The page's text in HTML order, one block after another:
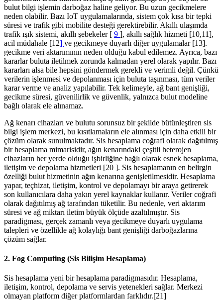
bulut bilgi işlemin darboğaz haline geliyor. Bu uzun gecikmelere
neden olabilir. Bazı IoT uygulamalarında, sistem çok kısa bir tepki
süresi ve trafik gibi mobilite desteği gerektirebilir. Akıllı ulaşımda
trafik ışık sistemi, akıllı şebekeler [ 9 ], akıllı sağlık hizmeti [10,11],
acil müdahale [12] ve gecikmeye duyarlı diğer uygulamalar [13].
gecikme veri aktarımının neden olduğu kabul edilemez. Ayrıca, bazı
kararlar buluta iletilmek zorunda kalmadan yerel olarak yapılır. Bazı
kararları alsa bile hepsini göndermek gerekli ve verimli değil. Çünkü
verilerin işlenmesi ve depolanması için buluta taşınması, tüm veriler
karar verme ve analiz yapılabilir. Tek kelimeyle, ağ bant genişliği,
gecikme süresi, güvenilirlik ve güvenlik, yalnızca bulut modeline
bağlı olarak ele alınamaz.
Ağ kenarı cihazları ve bulutu sorunsuz bir şekilde bütünleştiren sis
bilgi işlem merkezi, bu kısıtlamaların ele alınması için daha etkili bir
çözüm olarak sunulmaktadır. Sis hesaplama coğrafi olarak dağıtılmış
bir hesaplama mimarisidir, ağın kenarındaki çeşitli heterojen
cihazların her yerde olduğu işbirliğine bağlı olarak esnek hesaplama,
iletişim ve depolama hizmetleri [20 ]. Sis hesaplamanın en belirgin
özelliği bulut hizmetinin ağın kenarına genişletilmesidir. Hesaplama
yapar, teçhizat, iletişim, kontrol ve depolamayı bir araya getirerek
son kullanıcılara daha yakın yerel kaynaklar kullanır. Veriler coğrafi
olarak dağıtılmış ağ tarafından tüketilir. Bu nedenle, veri aktarım
süresi ve ağ miktarı iletim büyük ölçüde azaltılmıştır. Sis
paradigması, gerçek zamanlı veya gecikmeye duyarlı uygulama
talepleri ve özellikle ağ kolaylığı bant genişliği darboğazlarına
çözüm sağlar.
2. Fog Computing (Sis Bilişim Hesaplama)
Sis hesaplama yeni bir hesaplama paradigmasıdır. Hesaplama,
iletişim, kontrol, depolama ve servis yetenekleri sağlar. Merkezi
olmayan platform diğer platformlardan farklıdır.[21]